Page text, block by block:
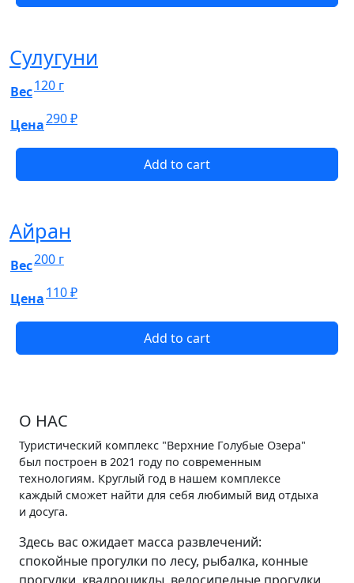
Сулугуни
Вес120 г
Цена290₽
Add to cart
Айран
Вес200 г
Цена110₽
Add to cart
О НАС
Туристический комплекс "Верхние Голубые Озера"
был построен в 2021 году по современным
технологиям. Круглый год в нашем комплексе
каждый сможет найти для себя любимый вид отдыха
и досуга.
Здесь вас ожидает масса развлечений:
спокойные прогулки по лесу, рыбалка, конные